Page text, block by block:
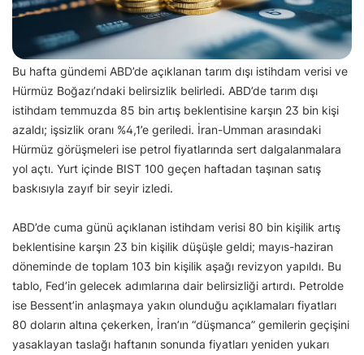
Bu hafta gündemi ABD’de açıklanan tarım dışı istihdam verisi ve
Hürmüz Boğazı’ndaki belirsizlik belirledi. ABD’de tarım dışı
istihdam temmuzda 85 bin artış beklentisine karşın 23 bin kişi
azaldı; işsizlik oranı %4,1’e geriledi. İran-Umman arasındaki
Hürmüz görüşmeleri ise petrol fiyatlarında sert dalgalanmalara
yol açtı. Yurt içinde BIST 100 geçen haftadan taşınan satış
baskısıyla zayıf bir seyir izledi.
ABD’de cuma günü açıklanan istihdam verisi 80 bin kişilik artış
beklentisine karşın 23 bin kişilik düşüşle geldi; mayıs-haziran
döneminde de toplam 103 bin kişilik aşağı revizyon yapıldı. Bu
tablo, Fed’in gelecek adımlarına dair belirsizliği artırdı. Petrolde
ise Bessent’in anlaşmaya yakın olunduğu açıklamaları fiyatları
80 doların altına çekerken, İran’ın “düşmanca” gemilerin geçişini
yasaklayan taslağı haftanın sonunda fiyatları yeniden yukarı